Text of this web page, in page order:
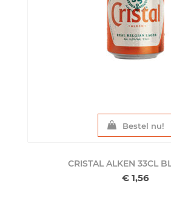
Bestel nu!
CRISTAL ALKEN 33CL
€ 1,56